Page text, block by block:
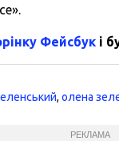
Фейсбук і
,олена
РЕКЛАМА